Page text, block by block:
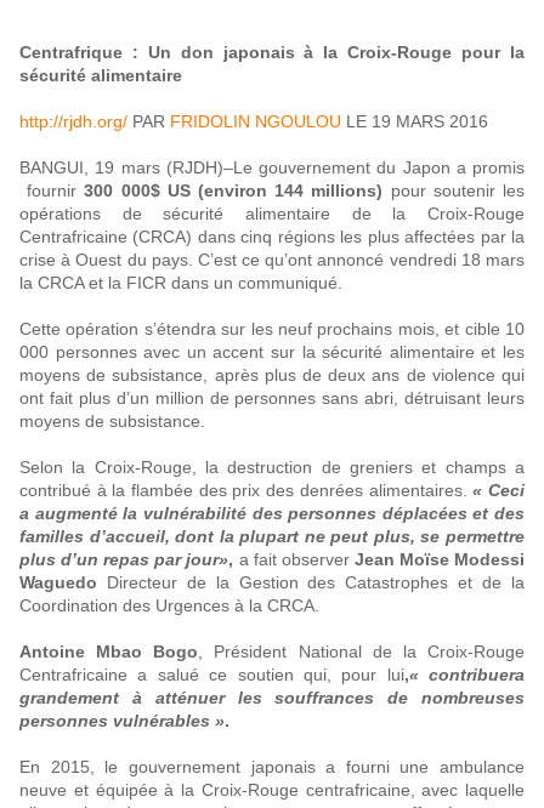
Centrafrique : Un don japonais à la Croix-Rouge pour la
sécurité alimentaire
http://rjdh.org/ PAR FRIDOLIN NGOULOU LE 19 MARS 2016
BANGUI, 19 mars (RJDH)–Le gouvernement du Japon a promis
fournir300 000$ US (environ 144 millions) pour soutenir les
opérations de sécurité alimentaire de la Croix-Rouge
Centrafricaine (CRCA) dans cinq régions les plus affectées par la
crise à Ouest du pays. C’est ce qu’ont annoncé vendredi 18 mars
la CRCA et la FICR dans un communiqué.
Cette opération s’étendra sur les neuf prochains mois, et cible 10
000 personnes avec un accent sur la sécurité alimentaire et les
moyens de subsistance, après plus de deux ans de violence qui
ont fait plus d’un million de personnes sans abri, détruisant leurs
moyens de subsistance.
Selon la Croix-Rouge, la destruction de greniers et champs a
contribué à la flambée des prix des denrées alimentaires.« Ceci
a augmenté la vulnérabilité des personnes déplacées et des
familles d’accueil, dont la plupart ne peut plus, se permettre
plus d’un repas par jour», a fait observer Jean Moïse Modessi
Waguedo Directeur de la Gestion des Catastrophes et de la
Coordination des Urgences à la CRCA.
Antoine Mbao Bogo , Président National de la Croix-Rouge
Centrafricaine a salué ce soutien qui, pour lui,« contribuera
grandement à atténuer les souffrances de nombreuses
personnes vulnérables ».
En 2015, le gouvernement japonais a fourni une ambulance
neuve et équipée à la Croix-Rouge centrafricaine, avec laquelle